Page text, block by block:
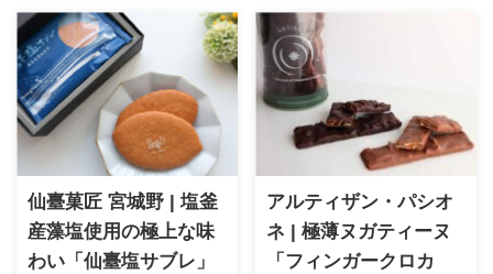
仙臺菓匠 宮城野 | 塩釜
産藻塩使用の極上な味
わい「仙臺塩サブレ」
アルティザン・パシオ
ネ | 極薄ヌガティーヌ
「フィンガークロカ